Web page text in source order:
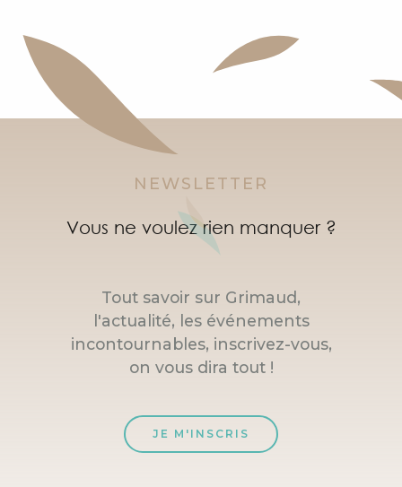
NEWSLETTER
Vous ne voulez rien manquer ?
Tout savoir sur Grimaud,
l'actualité, les événements
incontournables, inscrivez-vous,
on vous dira tout !
JE M'INSCRIS